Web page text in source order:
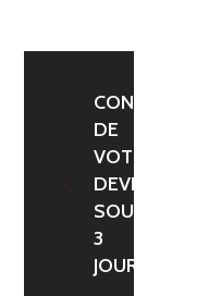
HAUTEUR
CONFIRMATION
DE
VOTRE
DEVIS
SOUS
3
JOURS